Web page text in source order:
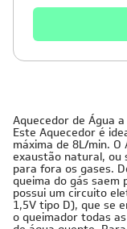
Aquecedor de Água
Este Aquecedor é
máxima de 8L/min. O
exaustão natural, ou
para fora os gases.
queima do gás saem
possui um circuito
1,5V tipo D), que se
o queimador todas